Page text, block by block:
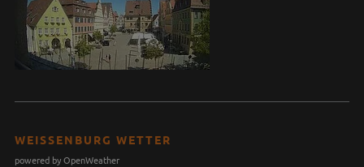
WEISSENBURG WETTER
powered by OpenWeather